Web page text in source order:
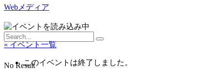
No Result
« イベント一覧
このイベントは終了しました。